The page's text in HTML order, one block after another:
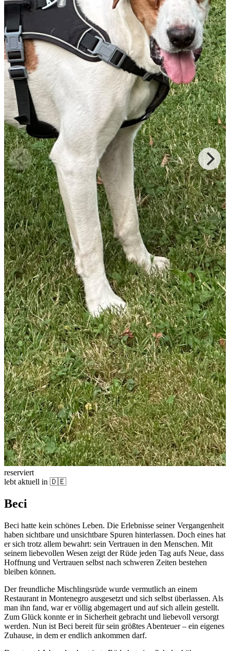
reserviert
lebt aktuell in 🇩🇪
Beci
Beci hatte kein schönes Leben. Die Erlebnisse seiner Vergangenheit
haben sichtbare und unsichtbare Spuren hinterlassen. Doch eines hat
er sich trotz allem bewahrt: sein Vertrauen in den Menschen. Mit
seinem liebevollen Wesen zeigt der Rüde jeden Tag aufs Neue, dass
Hoffnung und Vertrauen selbst nach schweren Zeiten bestehen
bleiben können.
Der freundliche Mischlingsrüde wurde vermutlich an einem
Restaurant in Montenegro ausgesetzt und sich selbst überlassen. Als
man ihn fand, war er völlig abgemagert und auf sich allein gestellt.
Zum Glück konnte er in Sicherheit gebracht und liebevoll versorgt
werden. Nun ist Beci bereit für sein größtes Abenteuer – ein eigenes
Zuhause, in dem er endlich ankommen darf.